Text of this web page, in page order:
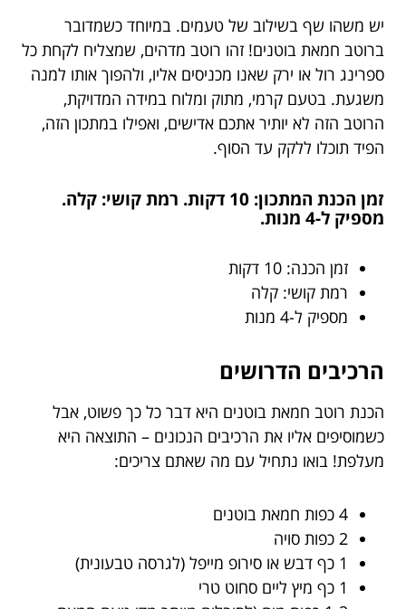
יש משהו שף בשילוב של טעמים. במיוחד כשמדובר
ברוטב חמאת בוטנים! זהו רוטב מדהים, שמצליח לקחת כל
ספרינג רול או ירק שאנו מכניסים אליו, ולהפוך אותו למנה
משגעת. בטעם קרמי, מתוק ומלוח במידה המדויקת,
הרוטב הזה לא יותיר אתכם אדישים, ואפילו במתכון הזה,
הפיד תוכלו ללקק עד הסוף.
זמן הכנת המתכון: 10 דקות. רמת קושי: קלה.
מספיק ל-4 מנות.
זמן הכנה: 10 דקות
רמת קושי: קלה
מספיק ל-4 מנות
הרכיבים הדרושים
הכנת רוטב חמאת בוטנים היא דבר כל כך פשוט, אבל
כשמוסיפים אליו את הרכיבים הנכונים – התוצאה היא
מעלפת! בואו נתחיל עם מה שאתם צריכים:
4 כפות חמאת בוטנים
2 כפות סויה
1 כף דבש או סירופ מייפל (לגרסה טבעונית)
1 כף מיץ ליים סחוט טרי